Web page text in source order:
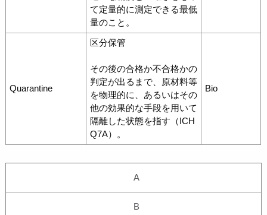
A
B
て定量的に測定できる最低
量のこと。
Quarantine
区分保管
その後の合格か不合格かの
判定が出るまで、原材料等
を物理的に、あるいはその
他の効果的な手段を用いて
隔離した状態を指す（ICH
Q7A）。
Bio